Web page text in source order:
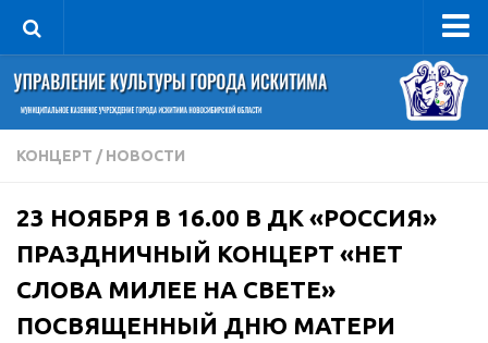
Управление
Руководитель
Сведения об организации
Книга почета культуры
Фотогалерея
Документы
Учредительные документы
КОНЦЕРТ / НОВОСТИ
23 НОЯБРЯ В 16.00 В ДК «РОССИЯ»
ПРАЗДНИЧНЫЙ КОНЦЕРТ «НЕТ
СЛОВА МИЛЕЕ НА СВЕТЕ»
ПОСВЯЩЕННЫЙ ДНЮ МАТЕРИ